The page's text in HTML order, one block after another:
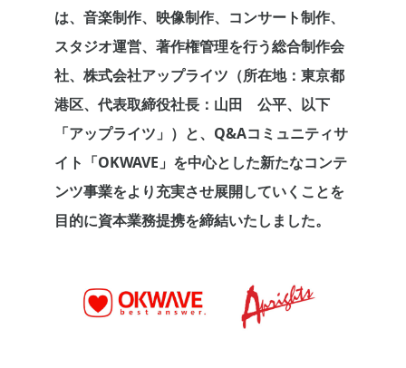
は、音楽制作、映像制作、コンサート制作、
スタジオ運営、著作権管理を行う総合制作会
社、株式会社アップライツ（所在地：東京都
港区、代表取締役社長：山田 公平、以下
「アップライツ」）と、Q&Aコミュニティサ
イト「OKWAVE」を中心とした新たなコンテ
ンツ事業をより充実させ展開していくことを
目的に資本業務提携を締結いたしました。